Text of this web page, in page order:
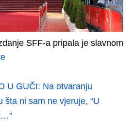
SFF-a pripala je slavnom
U GUČI: Na otvaranju
šta ni sam ne vjeruje, “U